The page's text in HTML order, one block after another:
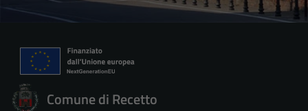
Comune di Recetto